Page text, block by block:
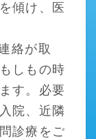
傾け、医
絡が取
しもの時
す。必要
院、近隣
診療をご